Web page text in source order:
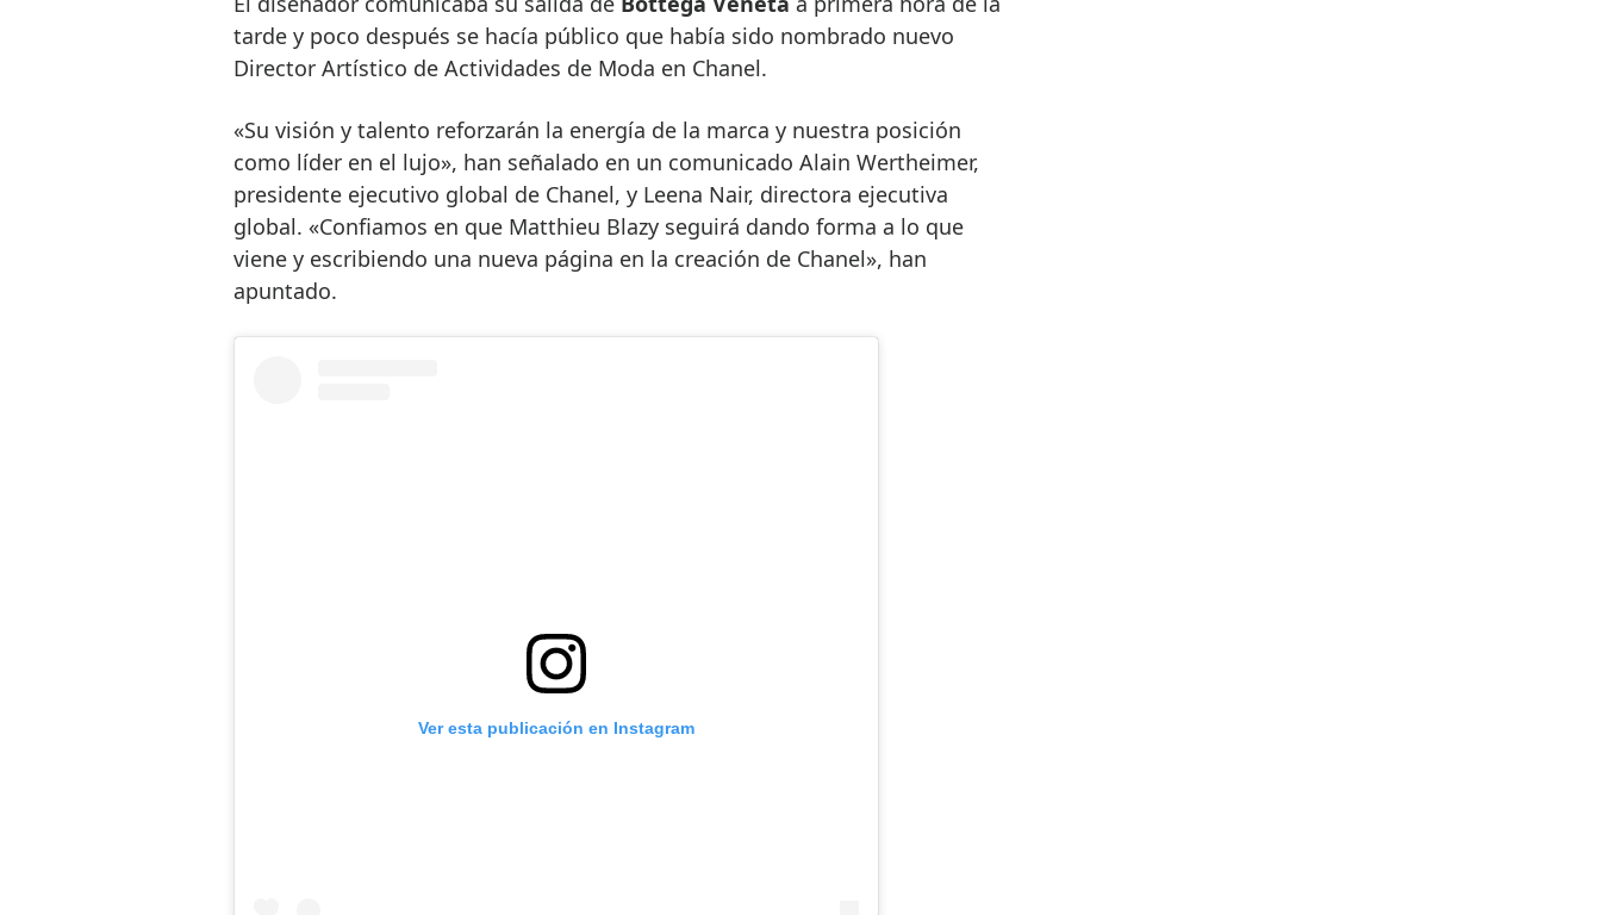
tarde y poco después se hacía público que había sido nombrado nuevo
Director Artístico de Actividades de Moda en Chanel.
«Su visión y talento reforzarán la energía de la marca y nuestra posición
como líder en el lujo», han señalado en un comunicado Alain Wertheimer,
presidente ejecutivo global de Chanel, y Leena Nair, directora ejecutiva
global. «Confiamos en que Matthieu Blazy seguirá dando forma a lo que
viene y escribiendo una nueva página en la creación de Chanel», han
apuntado.
Ver esta publicación en Instagram